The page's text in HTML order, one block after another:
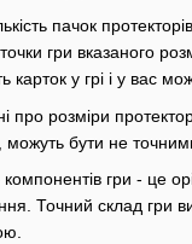
пачок
гри вказаного
карток у грі і у вас
про розміри
бути не
гри - це
Точний склад гри